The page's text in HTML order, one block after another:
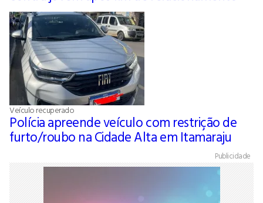
Veículo recuperado
Polícia apreende veículo com restrição de
furto/roubo na Cidade Alta em Itamaraju
Publicidade